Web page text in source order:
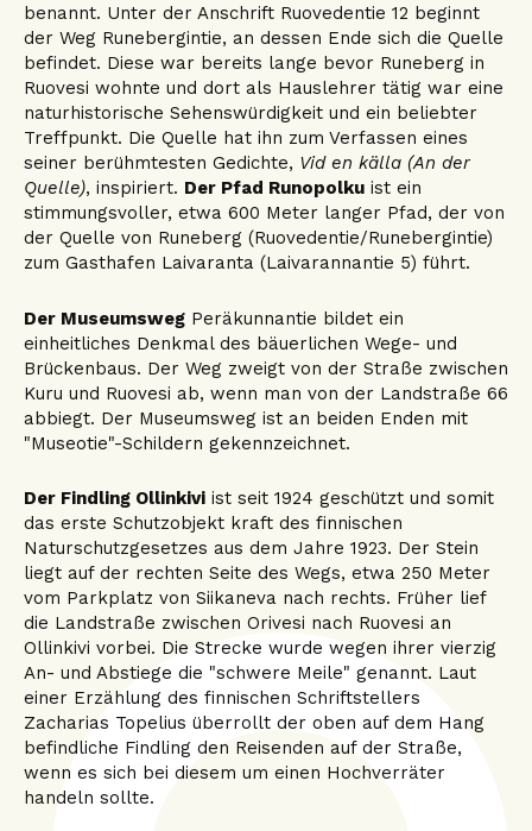
benannt. Unter der Anschrift Ruovedentie 12 beginnt
der Weg Runebergintie, an dessen Ende sich die Quelle
befindet. Diese war bereits lange bevor Runeberg in
Ruovesi wohnte und dort als Hauslehrer tätig war eine
naturhistorische Sehenswürdigkeit und ein beliebter
Treffpunkt. Die Quelle hat ihn zum Verfassen eines
seiner berühmtesten Gedichte, Vid en källa (An der
Quelle), inspiriert. Der Pfad Runopolku ist ein
stimmungsvoller, etwa 600 Meter langer Pfad, der von
der Quelle von Runeberg (Ruovedentie/Runebergintie)
zum Gasthafen Laivaranta (Laivarannantie 5) führt.
Der Museumsweg Peräkunnantie bildet ein
einheitliches Denkmal des bäuerlichen Wege- und
Brückenbaus. Der Weg zweigt von der Straße zwischen
Kuru und Ruovesi ab, wenn man von der Landstraße 66
abbiegt. Der Museumsweg ist an beiden Enden mit
"Museotie"-Schildern gekennzeichnet.
Der Findling Ollinkivi ist seit 1924 geschützt und somit
das erste Schutzobjekt kraft des finnischen
Naturschutzgesetzes aus dem Jahre 1923. Der Stein
liegt auf der rechten Seite des Wegs, etwa 250 Meter
vom Parkplatz von Siikaneva nach rechts. Früher lief
die Landstraße zwischen Orivesi nach Ruovesi an
Ollinkivi vorbei. Die Strecke wurde wegen ihrer vierzig
An- und Abstiege die "schwere Meile" genannt. Laut
einer Erzählung des finnischen Schriftstellers
Zacharias Topelius überrollt der oben auf dem Hang
befindliche Findling den Reisenden auf der Straße,
wenn es sich bei diesem um einen Hochverräter
handeln sollte.